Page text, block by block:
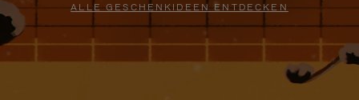
ALLE GESCHENKIDEEN ENTDECKEN